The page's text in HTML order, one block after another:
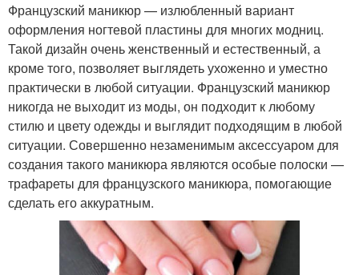
Французский маникюр — излюбленный вариант
оформления ногтевой пластины для многих модниц.
Такой дизайн очень женственный и естественный, а
кроме того, позволяет выглядеть ухоженно и уместно
практически в любой ситуации. Французский маникюр
никогда не выходит из моды, он подходит к любому
стилю и цвету одежды и выглядит подходящим в любой
ситуации. Совершенно незаменимым аксессуаром для
создания такого маникюра являются особые полоски —
трафареты для французского маникюра, помогающие
сделать его аккуратным.